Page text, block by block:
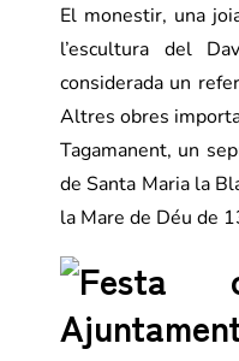
El monestir, una
l’escultura del
considerada un
Altres obres
Tagamanent, un
de Santa Maria la
la Mare de Déu de